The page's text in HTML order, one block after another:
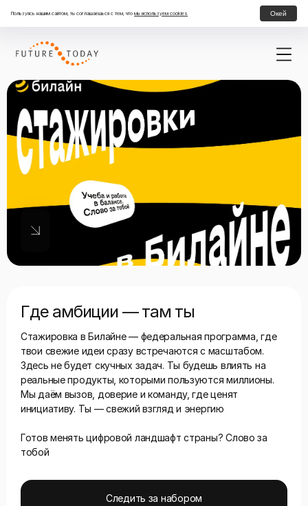
Пользуясь нашим сайтом, ты соглашаешься с тем, что мы используем cookies Окей
Где амбиции — там ты
Стажировка в Билайне — федеральная программа, где
твои свежие идеи сразу встречаются с масштабом.
Здесь не будет скучных задач. Ты будешь влиять на
реальные продукты, которыми пользуются миллионы.
Мы даём вызов, доверие и команду, где ценят
инициативу. Ты — свежий взгляд и энергию
Готов менять цифровой ландшафт страны? Слово за
тобой
Следить за набором